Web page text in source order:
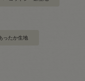
ったか生地